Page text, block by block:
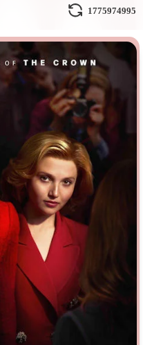
Гении
Индийское кино
Коллекция
Маги и Волшебники
Новогодние
Параллельные миры
ПереводКубик в Кубе
Пеплум
Постапокалипсис
Про акул
Про богов
Про вампиров
Про викингов
1775974995